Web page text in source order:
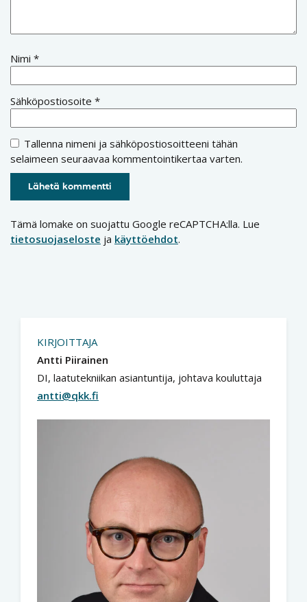
Nimi *
Sähköpostiosoite *
Tallenna nimeni ja sähköpostiosoitteeni tähän
selaimeen seuraavaa kommentointikertaa varten.
Tämä lomake on suojattu Google reCAPTCHA:lla. Lue
tietosuojaseloste ja käyttöehdot.
KIRJOITTAJA
Antti Piirainen
DI, laatutekniikan asiantuntija, johtava kouluttaja
antti@qkk.fi